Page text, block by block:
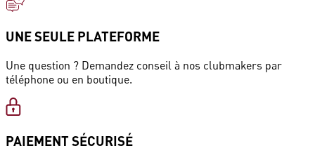
UNE SEULE PLATEFORME
Une question ? Demandez conseil à nos clubmakers par
téléphone ou en boutique.
PAIEMENT SÉCURISÉ